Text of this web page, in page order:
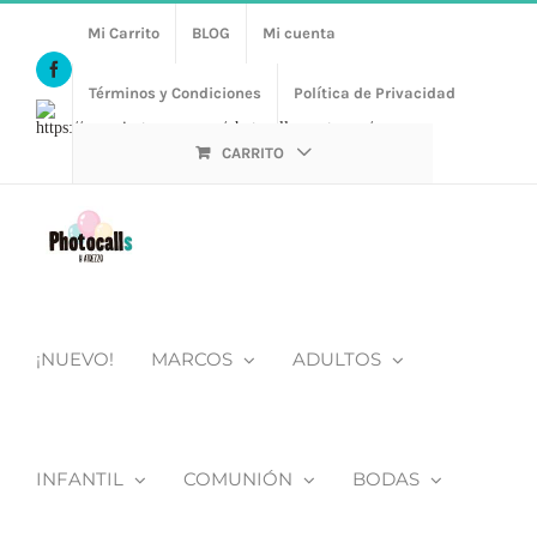
contenidoFacebook
Https://www.instagram.com/photocalls_y_atrezzo/
Mi Carrito BLOG Mi cuenta
Términos y Condiciones Política de Privacidad
CARRITO
¡NUEVO! MARCOS ADULTOS
INFANTIL COMUNIÓN BODAS